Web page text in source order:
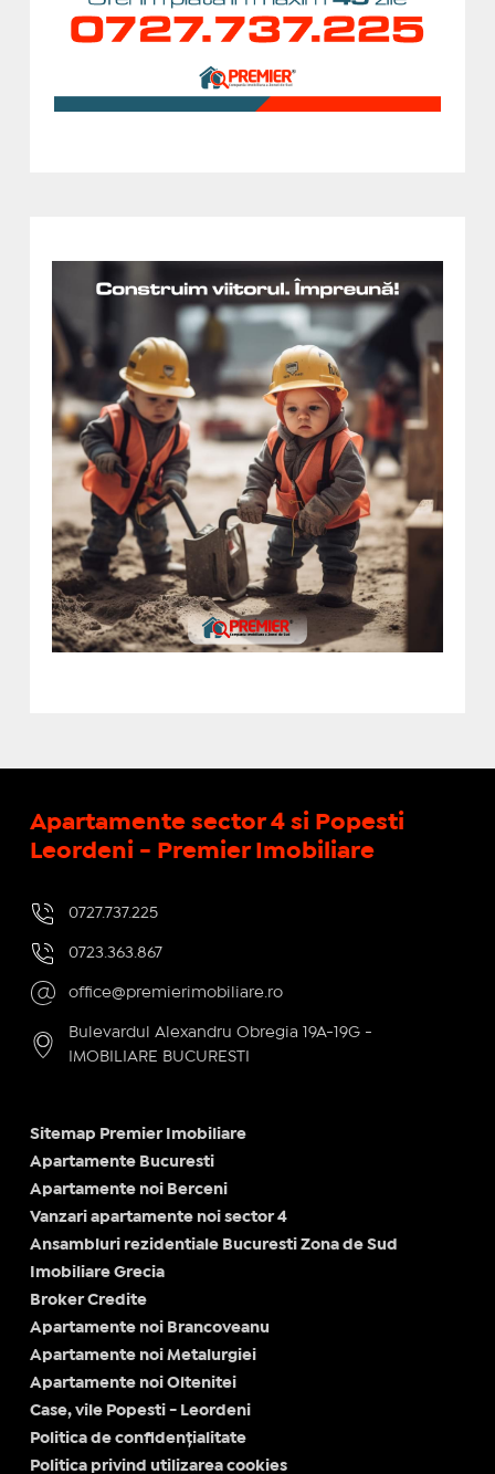
Apartamente sector 4 si Popesti
Leordeni - Premier Imobiliare
0727.737.225
0723.363.867
office@premierimobiliare.ro
Bulevardul Alexandru Obregia 19A-19G -
IMOBILIARE BUCURESTI
Sitemap Premier Imobiliare
Apartamente Bucuresti
Apartamente noi Berceni
Vanzari apartamente noi sector 4
Ansambluri rezidentiale Bucuresti Zona de Sud
Imobiliare Grecia
Broker Credite
Apartamente noi Brancoveanu
Apartamente noi Metalurgiei
Apartamente noi Oltenitei
Case, vile Popesti - Leordeni
Politica de confidențialitate
Politica privind utilizarea cookies